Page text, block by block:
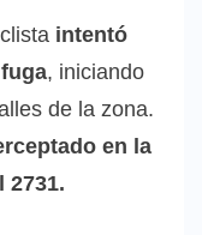
intentó
, iniciando
de la zona.
en la
2731.